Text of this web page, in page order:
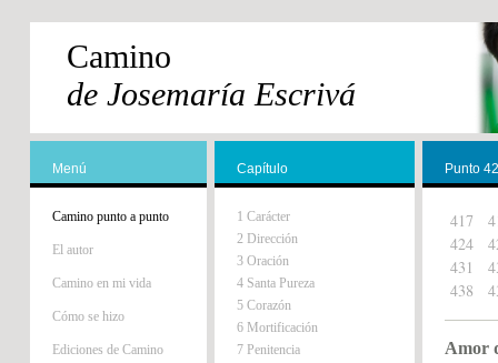
Camino
de Josemaría Escrivá
Menú
Camino punto a punto
El autor
Camino en mi vida
Cómo se hizo
Ediciones de Camino
Capítulo
1 Carácter
2 Dirección
3 Oración
4 Santa Pureza
5 Corazón
6 Mortificación
7 Penitencia
Punto
417
424
431
438
Amor